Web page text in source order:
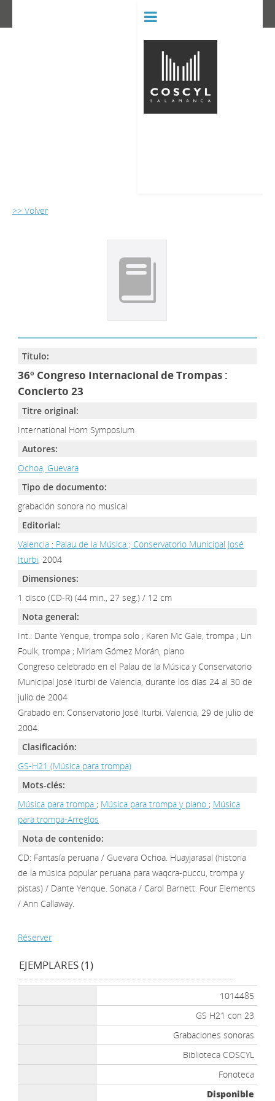
>> Volver
Título:
36º Congreso Internacional de Trompas :
Concierto 23
Titre original:
International Horn Symposium
Autores:
Ochoa, Guevara
Tipo de documento:
grabación sonora no musical
Editorial:
Valencia : Palau de la Música ; Conservatorio Municipal José
Iturbi, 2004
Dimensiones:
1 disco (CD-R) (44 min., 27 seg.) / 12 cm
Nota general:
Int.: Dante Yenque, trompa solo ; Karen Mc Gale, trompa ; Lin
Foulk, trompa ; Miriam Gómez Morán, piano
Congreso celebrado en el Palau de la Música y Conservatorio
Municipal José Iturbi de Valencia, durante los días 24 al 30 de
julio de 2004
Grabado en: Conservatorio José Iturbi. Valencia, 29 de julio de
2004.
Clasificación:
GS-H21 (Música para trompa)
Mots-clés:
Música para trompa ; Música para trompa y piano ; Música
para trompa-Arreglos
Nota de contenido:
CD: Fantasía peruana / Guevara Ochoa. Huayjarasal (historia
de la música popular peruana para waqcra-puccu, trompa y
pistas) / Dante Yenque. Sonata / Carol Barnett. Four Elements
/ Ann Callaway.
Réserver
EJEMPLARES (1)
1014485
GS H21 con 23
Grabaciones sonoras
Biblioteca COSCYL
Fonoteca
Disponible